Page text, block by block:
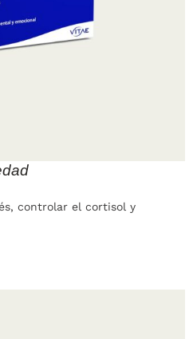
controlar el cortisol y